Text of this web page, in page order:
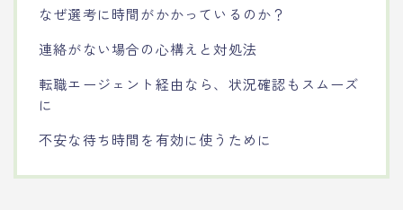
なぜ選考に時間がかかっているのか？
連絡がない場合の心構えと対処法
転職エージェント経由なら、状況確認もスムーズ
に
不安な待ち時間を有効に使うために